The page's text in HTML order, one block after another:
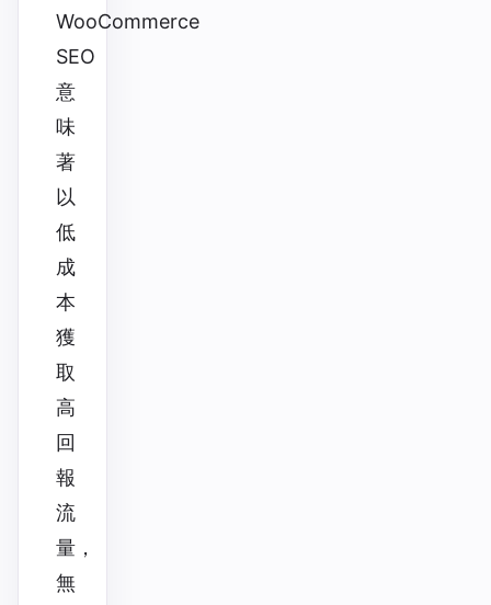
WooCommerce
SEO
意
味
著
以
低
成
本
獲
取
高
回
報
流
量，
無